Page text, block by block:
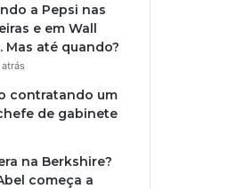
a Pepsi nas
e em Wall
Mas até quando?
contratando um
de gabinete
na Berkshire?
começa a